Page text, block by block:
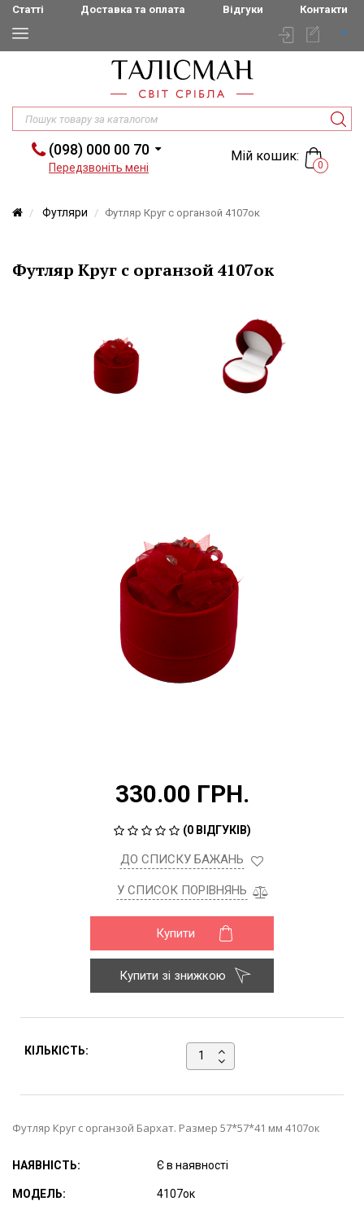
Статті Доставка та оплата Відгуки Контакти
(098) 000 00 70
Передзвоніть мені
Мій кошик:
0
Футляри Футляр Круг с органзой 4107ок
Футляр Круг с органзой 4107ок
330.00 ГРН.
(0 ВІДГУКІВ)
ДО СПИСКУ БАЖАНЬ
У СПИСОК ПОРІВНЯНЬ
Купити
Купити зі знижкою
КІЛЬКІСТЬ:
Футляр Круг с органзой Бархат. Размер 57*57*41 мм 4107ок
НАЯВНІСТЬ: Є в наявності
МОДЕЛЬ: 4107ок